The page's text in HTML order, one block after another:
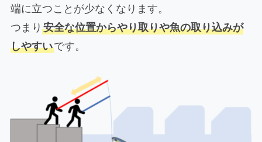
端に立つことが少なくなります。
つまり 安全な位置からやり取りや魚の取り込みが
しやすいです。